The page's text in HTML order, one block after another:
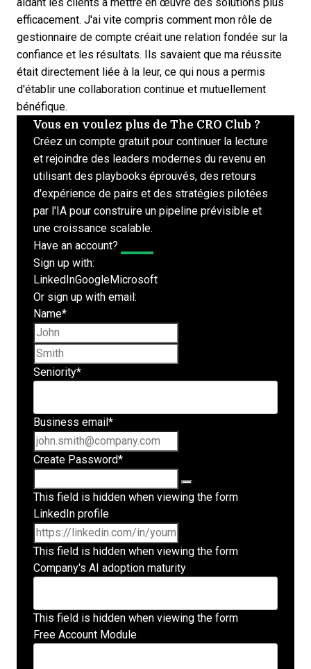
aidant les clients à mettre en œuvre des solutions plus
efficacement. J'ai vite compris comment mon rôle de
gestionnaire de compte créait une relation fondée sur la
confiance et les résultats. Ils savaient que ma réussite
était directement liée à la leur, ce qui nous a permis
d'établir une collaboration continue et mutuellement
bénéfique.
Vous en voulez plus de The CRO Club ?
Créez un compte gratuit pour continuer la lecture
et rejoindre des leaders modernes du revenu en
utilisant des playbooks éprouvés, des retours
d'expérience de pairs et des stratégies pilotées
par l'IA pour construire un pipeline prévisible et
une croissance scalable.
Have an account?
Sign up with:
LinkedInGoogleMicrosoft
Or sign up with email:
Name*
Seniority*
Business email *
Create Password*
This field is hidden when viewing the form
LinkedIn profile
This field is hidden when viewing the form
Company's AI adoption maturity
This field is hidden when viewing the form
Free Account Module